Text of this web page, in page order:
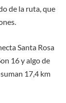
de la ruta, que
Santa Rosa
16 y algo de
17,4 km